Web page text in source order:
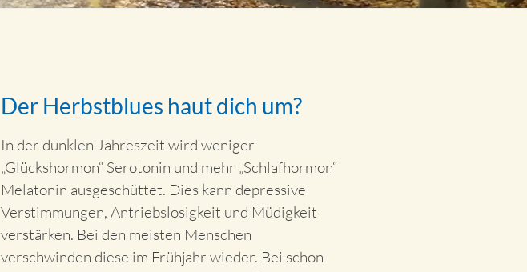
Der Herbstblues haut dich um?
In der dunklen Jahreszeit wird weniger
„Glückshormon“ Serotonin und mehr „Schlafhormon“
Melatonin ausgeschüttet. Dies kann depressive
Verstimmungen, Antriebslosigkeit und Müdigkeit
verstärken. Bei den meisten Menschen
verschwinden diese im Frühjahr wieder. Bei schon